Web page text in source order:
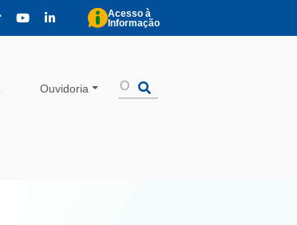
Acesso à
Informação
Ouvidoria